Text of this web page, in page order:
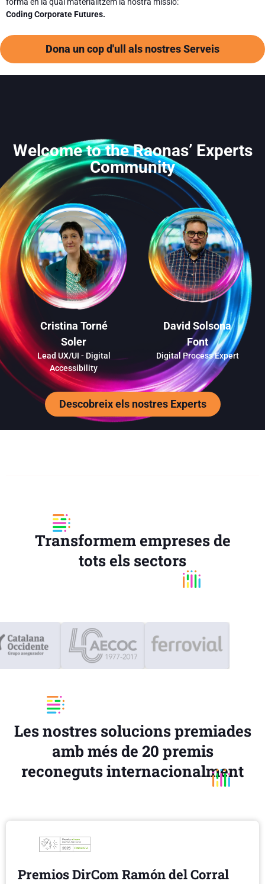
Coding Corporate Futures.
Dona un cop d'ull als nostres Serveis
Welcome to the Raonas’ Experts
Community
Cristina Torné
Soler
Lead UX/UI - Digital
Accessibility
David Solsona
Font
Digital Process Expert
Descobreix els nostres Experts
Transformem empreses de
tots els sectors
Les nostres solucions premiades
amb més de 20 premis
reconeguts internacionalment
Premios DirCom Ramón del Corral